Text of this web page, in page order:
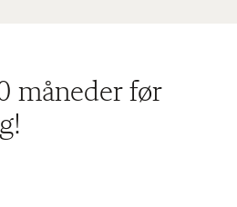
måneder før